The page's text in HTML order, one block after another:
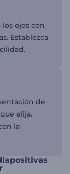
ojos con
Establezca
de
elija.
la